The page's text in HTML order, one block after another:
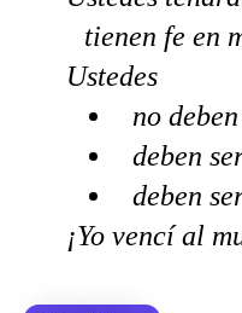
tienen fe en
Ustedes
no
deben
deben
¡Yo vencí al